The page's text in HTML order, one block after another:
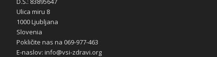
Ulica miru 8
1000 Ljubljana
Slovenia
Pokličite nas na 069-977-463
E-naslov: info@vsi-zdravi.org